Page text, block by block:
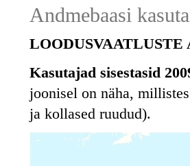
Andmebaasi
Kasutajad sisestasid
joonisel on näha,
ja kollased ruudud).